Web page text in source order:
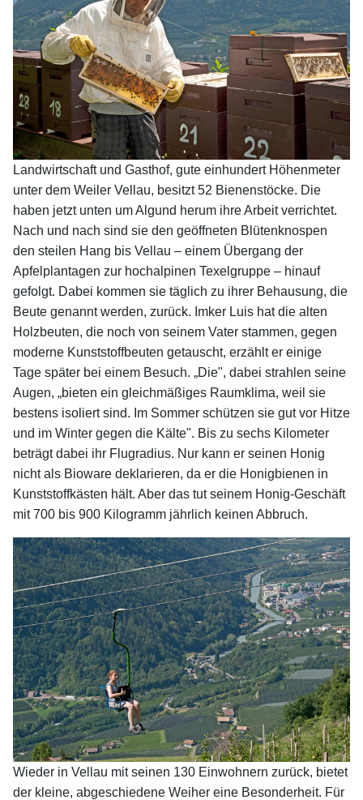
Landwirtschaft und Gasthof, gute einhundert Höhenmeter
unter dem Weiler Vellau, besitzt 52 Bienenstöcke. Die
haben jetzt unten um Algund herum ihre Arbeit verrichtet.
Nach und nach sind sie den geöffneten Blütenknospen
den steilen Hang bis Vellau – einem Übergang der
Apfelplantagen zur hochalpinen Texelgruppe – hinauf
gefolgt. Dabei kommen sie täglich zu ihrer Behausung, die
Beute genannt werden, zurück. Imker Luis hat die alten
Holzbeuten, die noch von seinem Vater stammen, gegen
moderne Kunststoffbeuten getauscht, erzählt er einige
Tage später bei einem Besuch. „Die", dabei strahlen seine
Augen, „bieten ein gleichmäßiges Raumklima, weil sie
bestens isoliert sind. Im Sommer schützen sie gut vor Hitze
und im Winter gegen die Kälte". Bis zu sechs Kilometer
beträgt dabei ihr Flugradius. Nur kann er seinen Honig
nicht als Bioware deklarieren, da er die Honigbienen in
Kunststoffkästen hält. Aber das tut seinem Honig-Geschäft
mit 700 bis 900 Kilogramm jährlich keinen Abbruch.
Wieder in Vellau mit seinen 130 Einwohnern zurück, bietet
der kleine, abgeschiedene Weiher eine Besonderheit. Für